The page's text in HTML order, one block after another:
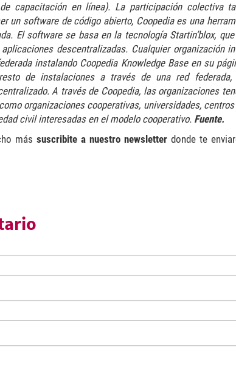
capacitación en línea). La participación colectiva
un software de código abierto, Coopedia es una
El software se basa en la tecnología Startin’blox,
descentralizadas. Cualquier organización
instalando Coopedia Knowledge Base en su
de instalaciones a través de una red
A través de Coopedia, las organizaciones
organizaciones cooperativas, universidades,
civil interesadas en el modelo cooperativo. Fuente.
más suscribite a nuestro newsletter donde te